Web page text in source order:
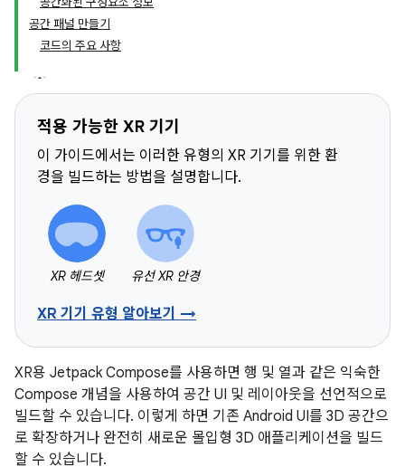
공간 패널 만들기
코드의 주요 사항
적용 가능한 XR 기기
이 가이드에서는 이러한 유형의 XR 기기를 위한 환
경을 빌드하는 방법을 설명합니다.
XR 헤드셋 유선 XR 안경
XR 기기 유형 알아보기 →
XR용 Jetpack Compose를 사용하면 행 및 열과 같은 익숙한
Compose 개념을 사용하여 공간 UI 및 레이아웃을 선언적으로
빌드할 수 있습니다. 이렇게 하면 기존 Android UI를 3D 공간으
로 확장하거나 완전히 새로운 몰입형 3D 애플리케이션을 빌드
할 수 있습니다.